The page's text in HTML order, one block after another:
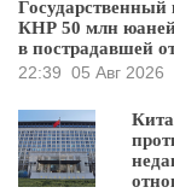
Государственный
КНР 50 млн юаней
в пострадавшей
22:39 05 Авг 2026